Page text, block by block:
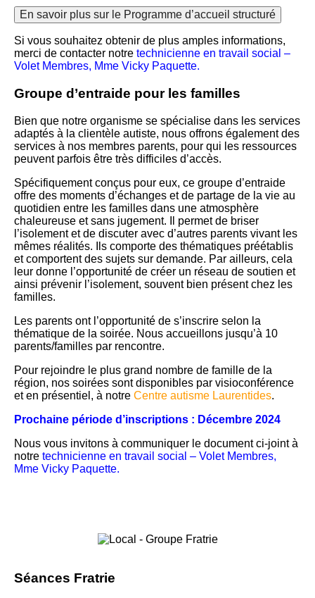
En savoir plus sur le Programme d’accueil structuré
Si vous souhaitez obtenir de plus amples informations,
merci de contacter notre technicienne en travail social –
Volet Membres, Mme Vicky Paquette.
Groupe d’entraide pour les familles
Bien que notre organisme se spécialise dans les services
adaptés à la clientèle autiste, nous offrons également des
services à nos membres parents, pour qui les ressources
peuvent parfois être très difficiles d’accès.
Spécifiquement conçus pour eux, ce groupe d’entraide
offre des moments d’échanges et de partage de la vie au
quotidien entre les familles dans une atmosphère
chaleureuse et sans jugement. Il permet de briser
l’isolement et de discuter avec d’autres parents vivant les
mêmes réalités. Ils comporte des thématiques préétablis
et comportent des sujets sur demande. Par ailleurs, cela
leur donne l’opportunité de créer un réseau de soutien et
ainsi prévenir l’isolement, souvent bien présent chez les
familles.
Les parents ont l’opportunité de s’inscrire selon la
thématique de la soirée. Nous accueillons jusqu’à 10
parents/familles par rencontre.
Pour rejoindre le plus grand nombre de famille de la
région, nos soirées sont disponibles par visioconférence
et en présentiel, à notre Centre autisme Laurentides.
Prochaine période d’inscriptions : Décembre 2024
Nous vous invitons à communiquer le document ci-joint à
notre technicienne en travail social – Volet Membres,
Mme Vicky Paquette.
Séances Fratrie